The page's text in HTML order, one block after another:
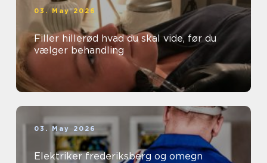
03. May 2026
Filler hillerød hvad du skal vide, før du
vælger behandling
03. May 2026
Elektriker frederiksberg og omegn